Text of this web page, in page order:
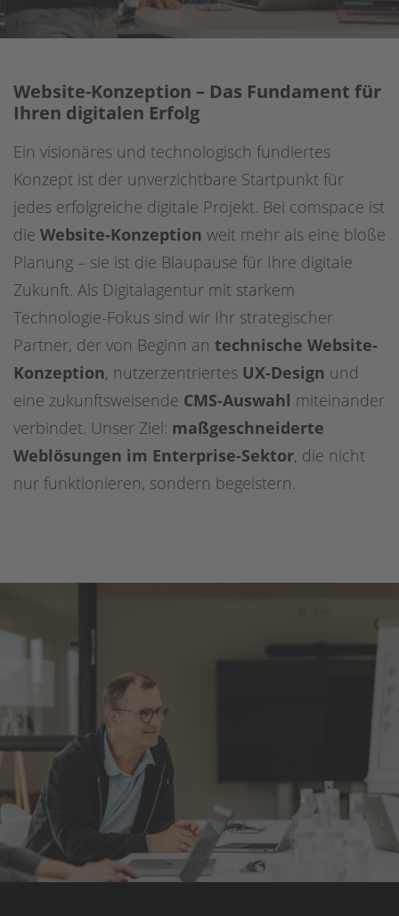
Digitale Barrierefreiheit
Sharedien DAM
Contentful
Scaleflex DAM
Netlify
OpenText
Usercentrics
Website-Konzeption – Das Fundament für
Ihren digitalen Erfolg
Ein visionäres und technologisch fundiertes
Konzept ist der unverzichtbare Startpunkt für
jedes erfolgreiche digitale Projekt. Bei comspace ist
die Website-Konzeption weit mehr als eine bloße
Planung – sie ist die Blaupause für Ihre digitale
Zukunft. Als Digitalagentur mit starkem
Technologie-Fokus sind wir Ihr strategischer
Partner, der von Beginn an technische Website-
Konzeption, nutzerzentriertes UX-Design und
eine zukunftsweisende CMS-Auswahl miteinander
verbindet. Unser Ziel: maßgeschneiderte
Weblösungen im Enterprise-Sektor, die nicht
nur funktionieren, sondern begeistern.